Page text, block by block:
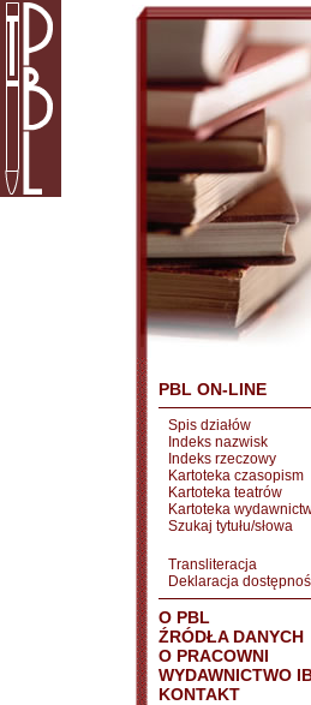
PBL ON-LINE
Spis działów
Indeks nazwisk
Indeks rzeczowy
Kartoteka czasopism
Kartoteka teatrów
Kartoteka
Szukaj tytułu/słowa
Transliteracja
Deklaracja
O PBL
ŹRÓDŁA DANYCH
O PRACOWNI
WYDAWNICTWO
KONTAKT